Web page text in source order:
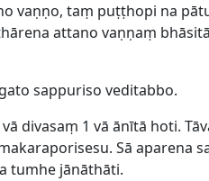
vaṇṇo, taṃ puṭṭhopi na
attano vaṇṇaṃ
sappuriso veditabbo.
divasaṃ 1 vā ānītā hoti.
Sā aparena
tumhe jānāthāti.